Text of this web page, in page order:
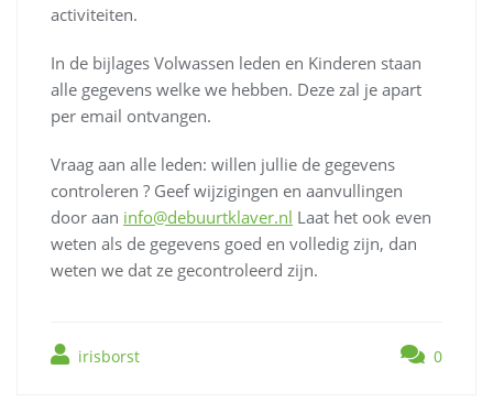
activiteiten.
In de bijlages Volwassen leden en Kinderen staan
alle gegevens welke we hebben. Deze zal je apart
per email ontvangen.
Vraag aan alle leden: willen jullie de gegevens
controleren ? Geef wijzigingen en aanvullingen
door aan info@debuurtklaver.nl Laat het ook even
weten als de gegevens goed en volledig zijn, dan
weten we dat ze gecontroleerd zijn.
irisborst 0